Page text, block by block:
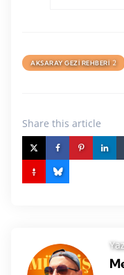
AKSARAY GEZI REHBERI 2
Share this article